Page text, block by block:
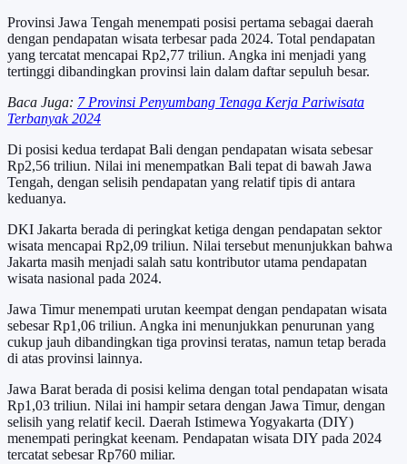
Provinsi Jawa Tengah menempati posisi pertama sebagai daerah
dengan pendapatan wisata terbesar pada 2024. Total pendapatan
yang tercatat mencapai Rp2,77 triliun. Angka ini menjadi yang
tertinggi dibandingkan provinsi lain dalam daftar sepuluh besar.
Baca Juga: 7 Provinsi Penyumbang Tenaga Kerja Pariwisata
Terbanyak 2024
Di posisi kedua terdapat Bali dengan pendapatan wisata sebesar
Rp2,56 triliun. Nilai ini menempatkan Bali tepat di bawah Jawa
Tengah, dengan selisih pendapatan yang relatif tipis di antara
keduanya.
DKI Jakarta berada di peringkat ketiga dengan pendapatan sektor
wisata mencapai Rp2,09 triliun. Nilai tersebut menunjukkan bahwa
Jakarta masih menjadi salah satu kontributor utama pendapatan
wisata nasional pada 2024.
Jawa Timur menempati urutan keempat dengan pendapatan wisata
sebesar Rp1,06 triliun. Angka ini menunjukkan penurunan yang
cukup jauh dibandingkan tiga provinsi teratas, namun tetap berada
di atas provinsi lainnya.
Jawa Barat berada di posisi kelima dengan total pendapatan wisata
Rp1,03 triliun. Nilai ini hampir setara dengan Jawa Timur, dengan
selisih yang relatif kecil. Daerah Istimewa Yogyakarta (DIY)
menempati peringkat keenam. Pendapatan wisata DIY pada 2024
tercatat sebesar Rp760 miliar.